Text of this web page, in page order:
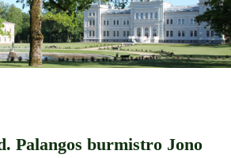
Palangos burmistro Jono